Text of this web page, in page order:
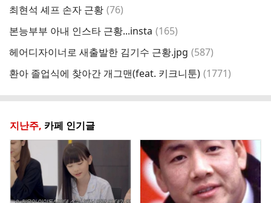
최현석 셰프 손자 근황 댓
(76)
본능부부 아내 인스타 근황...insta 댓
(165)
헤어디자이너로 새출발한 김기수 근황.jpg 댓
(587)
환아 졸업식에 찾아간 개그맨(feat. 키크니툰) 댓
(1771)
지난주, 카페 인기글